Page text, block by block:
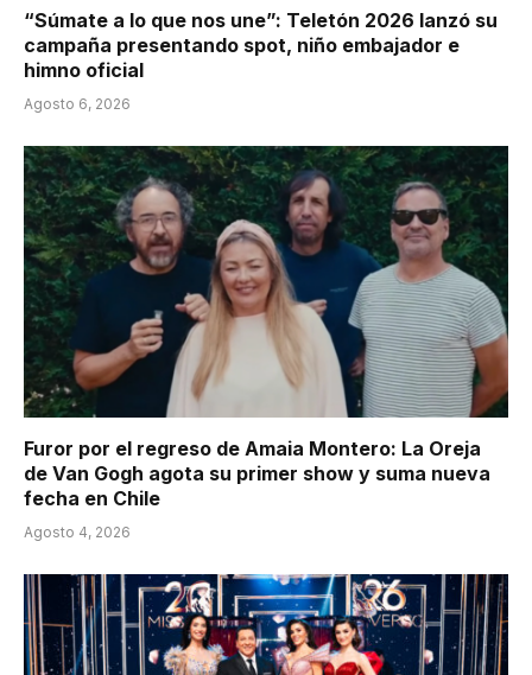
“Súmate a lo que nos une”: Teletón 2026 lanzó su
campaña presentando spot, niño embajador e
himno oficial
Agosto 6, 2026
Furor por el regreso de Amaia Montero: La Oreja
de Van Gogh agota su primer show y suma nueva
fecha en Chile
Agosto 4, 2026